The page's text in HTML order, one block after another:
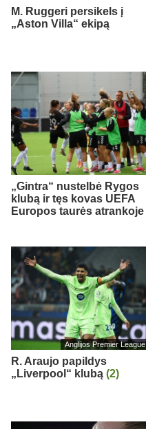
M. Ruggeri persikels į
„Aston Villa“ ekipą
„Gintra“ nustelbė Rygos
klubą ir tęs kovas UEFA
Europos taurės atrankoje
Anglijos Premier League
R. Araujo papildys
„Liverpool“ klubą (2)